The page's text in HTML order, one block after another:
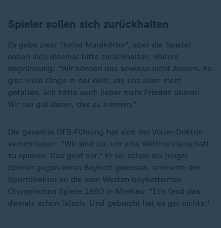
Spieler sollen sich zurückhalten
Es gebe zwar "keine Maulkörbe", aber die Spieler
sollen sich diesmal bitte zurückhalten. Völlers
Begründung: "Wir können das sowieso nicht ändern. Es
gibt viele Dinge in der Welt, die uns allen nicht
gefallen. Ich hätte auch lieber mehr Frieden überall.
Wir tun gut daran, das zu trennen."
Die gesamte DFB-Führung hat sich der Völler-Doktrin
verschrieben: "Wir sind da, um eine Weltmeisterschaft
zu spielen. Das geht vor." Er sei schon als junger
Spieler gegen einen Boykott gewesen, erinnerte der
Sportdirektor an die vom Westen boykottierten
Olympischen Spiele 1980 in Moskau: "Ich fand das
damals schon falsch. Und gebracht hat es gar nichts."